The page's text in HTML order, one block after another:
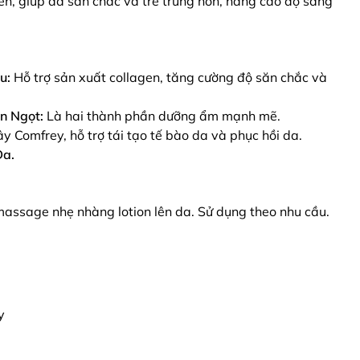
Hỗ trợ sản xuất collagen, tăng cường độ săn chắc và
Ngọt: Là hai thành phần dưỡng ẩm mạnh mẽ.
Comfrey, hỗ trợ tái tạo tế bào da và phục hồi da.
nhẹ nhàng lotion lên da. Sử dụng theo nhu cầu.